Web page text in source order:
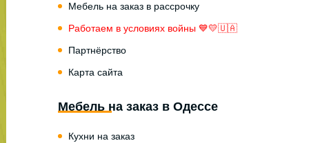
Мебель на заказ в рассрочку
Работаем в условиях войны 💙💛🇺🇦
Партнёрство
Карта сайта
Мебель на заказ в Одессе
Кухни на заказ